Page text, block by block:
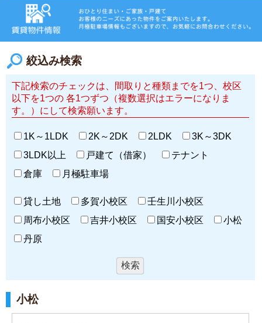
絞込み検索
下記検索のチェックは、間取りと種類までを1つ、校区
以下を1つの 各1つずつ（複数選択はエラーになりま
す。）にして検索願います。
1K～1LDK 2K～2DK 2LDK
3K～3DK
3LDK以上
戸建て（借家）
テナント
倉庫
月極駐車場
貸し土地 多賀小校区
壬生川小校区
周布小校区
吉井小校区 国安小校区
小松
丹原
小松